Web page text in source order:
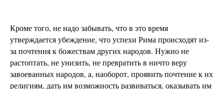
Кроме того, не надо забывать, что в это время
утверждается убеждение, что успехи Рима происходят из-
за почтения к божествам других народов. Нужно не
растоптать, не унизить, не превратить в ничто веру
завоеванных народов, а, наоборот, проявить почтение к их
религиям, дать им возможность развиваться, оказывать им